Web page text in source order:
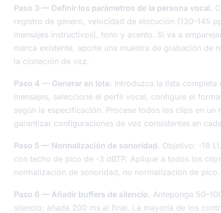
Paso 3 — Definir los parámetros de la persona vocal.
registro de género, velocidad de elocución (130–145
mensajes instructivos), tono y acento. Si va a
marca existente, aporte una muestra de grabación de
la clonación de voz.
Paso 4 — Generar en lote. Introduzca la lista completa
mensajes, seleccione el perfil vocal, configure el
según la especificación. Procese todos los clips en un
garantizar configuraciones de voz consistentes en
Paso 5 — Normalización de sonoridad. Objetivo: -18
con techo de pico de -3 dBTP. Aplique a todos los
normalización de sonoridad, no normalización de pico.
Paso 6 — Añadir buffers de silencio. Anteponga
silencio; añada 200 ms al final. La mayoría de los